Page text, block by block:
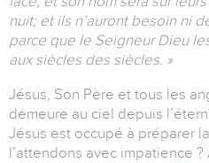
nuit; et ils n’auront besoin ni
parce que le Seigneur Dieu
aux siècles des siècles. »
Jésus, Son Père et tous les
demeure au ciel depuis
Jésus est occupé à préparer
l’attendons avec impatience